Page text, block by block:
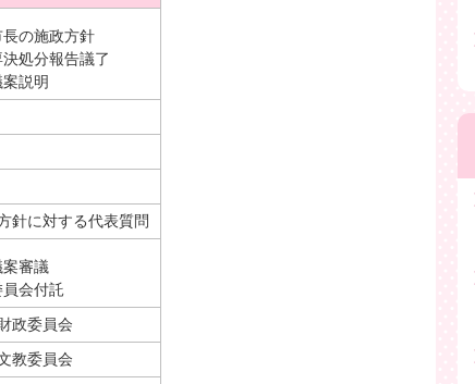
長の施政方針
決処分報告議了
案説明
針に対する代表質問
案審議
員会付託
政委員会
教委員会